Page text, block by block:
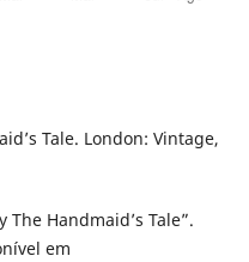
Tale. London: Vintage,
Handmaid’s Tale”.
em